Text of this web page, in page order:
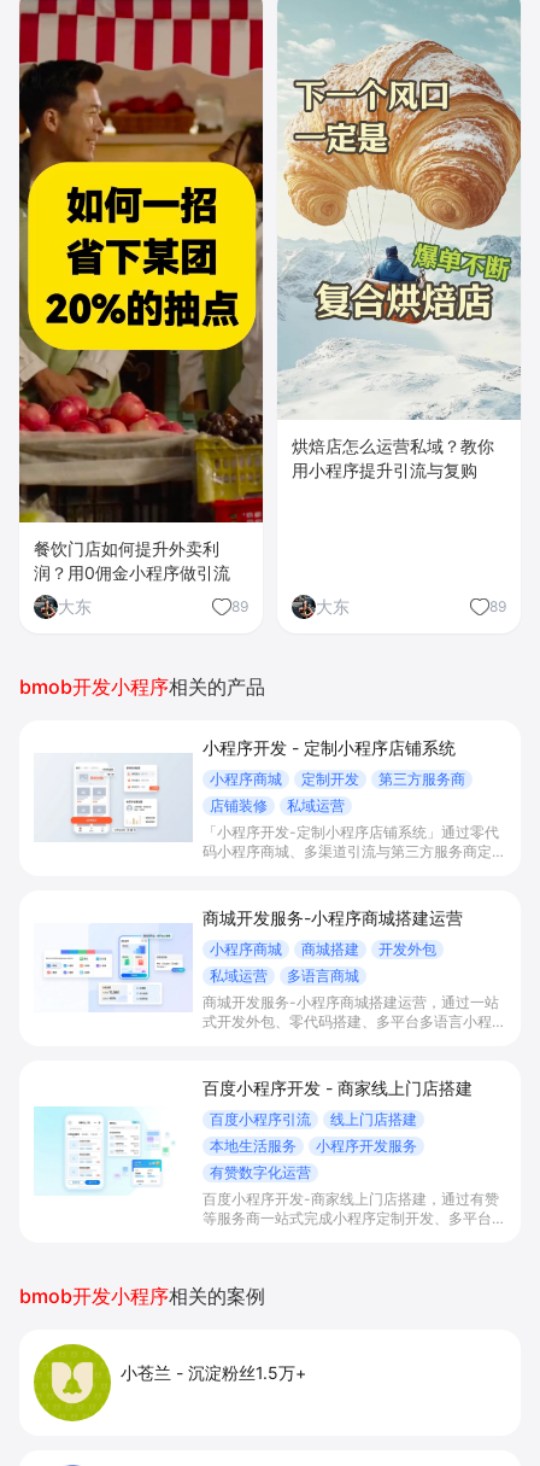
餐饮门店如何提升外卖利
润？用0佣金小程序做引流
大东
89
烘焙店怎么运营私域？教你
用小程序提升引流与复购
大东 89
bmob开发小程序相关的产品
小程序开发 - 定制小程序店铺系统
小程序商城 定制开发
第三方服务商
店铺装修
私域运营
「小程序开发-定制小程序店铺系统」通过零代
码小程序商城、多渠道引流与第三方服务商定制
私域运营场景，提升获客与复购，实现线上生意
增长。
商城开发服务-小程序商城搭建运营
小程序商城 商城搭建
开发外包
私域运营
多语言商城
商城开发服务-小程序商城搭建运营，通过一站
式开发外包、零代码搭建、多平台多语言小程序
实现低成本获客、提升复购与业绩增长。
百度小程序开发 - 商家线上门店搭建
百度小程序引流
线上门店搭建
本地生活服务
小程序开发服务
有赞数字化运营
百度小程序开发-商家线上门店搭建，通过有赞
等服务商一站式完成小程序定制开发、多平台联
bmob开发小程序相关的案例
小苍兰 - 沉淀粉丝1.5万+